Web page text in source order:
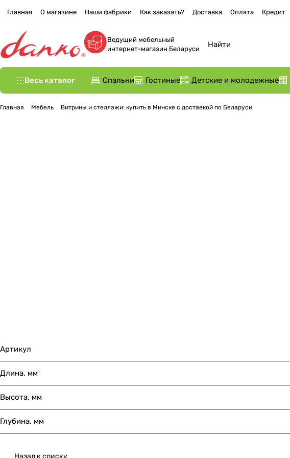
Главная О магазине Наши фабрики Как заказать? Доставка Оплата Кредит
Ведущий мебельный
интернет-магазин Беларуси
Весь каталог Спальни Гостиные Детские и молодежные
Главная Мебель Витрины и стеллажи: купить в Минске с доставкой по Беларуси
Артикул
Длина, мм
Высота, мм
Глубина, мм
Назад к списку